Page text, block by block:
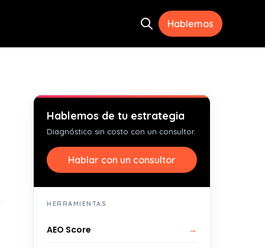
Open search
Hablemos
Hablemos de tu estrategia
Diagnóstico sin costo con un consultor.
Hablar con un consultor
HERRAMIENTAS
AEO Score →